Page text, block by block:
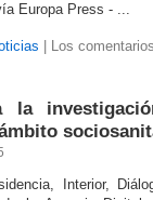
Europa Press - ...
Los
la
Interior,